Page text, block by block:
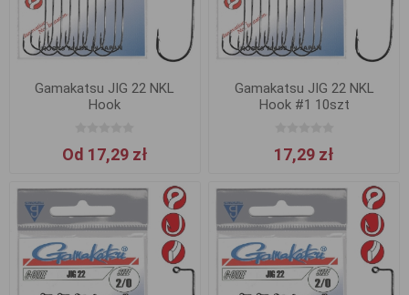
Gamakatsu JIG 22 NKL
Hook
Od 17,29 zł
Gamakatsu JIG 22 NKL
Hook #1 10szt
17,29 zł